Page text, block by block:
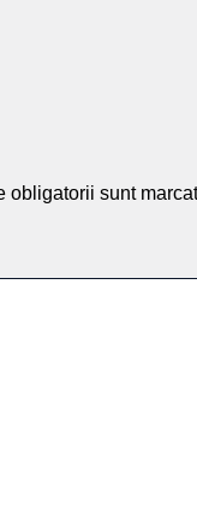
obligatorii sunt